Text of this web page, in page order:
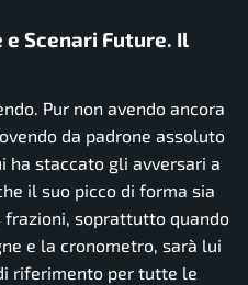
e Scenari Future. Il
Pur non avendo ancora
da padrone assoluto
ha staccato gli avversari a
il suo picco di forma sia
soprattutto quando
e la cronometro, sarà lui
riferimento per tutte le